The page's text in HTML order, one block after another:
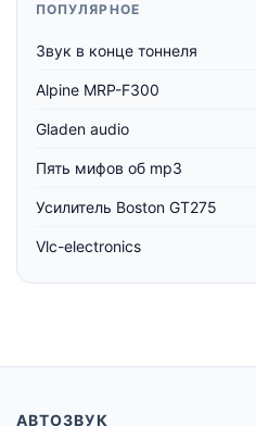
ПОПУЛЯРНОЕ
Звук в конце тоннеля
Alpine MRP-F300
Gladen audio
Пять мифов об mp3
Усилитель Boston GT275
Vlc-electronics
АВТОЗВУК